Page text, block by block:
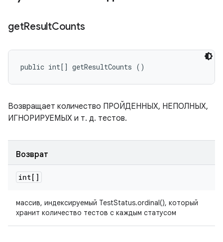
getResultCounts
public int[] getResultCounts ()
Возвращает количество ПРОЙДЕННЫХ, НЕПОЛНЫХ,
ИГНОРИРУЕМЫХ и т. д. тестов.
Возврат
int[]
массив, индексируемый TestStatus.ordinal(), который
хранит количество тестов с каждым статусом